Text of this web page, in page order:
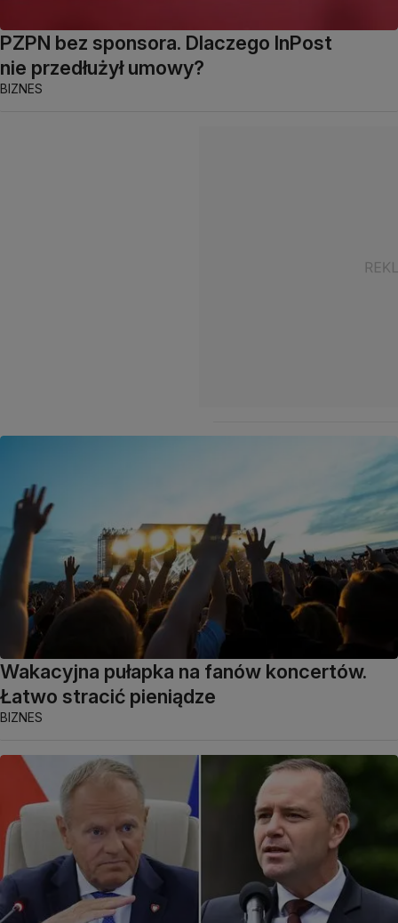
PZPN bez sponsora. Dlaczego InPost
nie przedłużył umowy?
BIZNES
Wakacyjna pułapka na fanów koncertów.
Łatwo stracić pieniądze
BIZNES